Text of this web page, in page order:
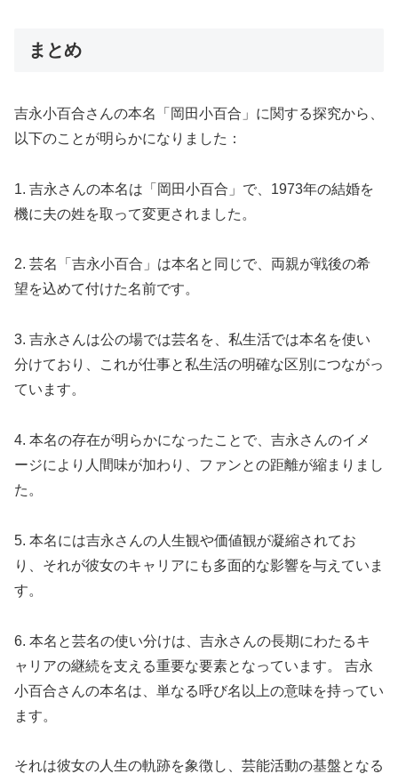
まとめ
吉永小百合さんの本名「岡田小百合」に関する探究から、
以下のことが明らかになりました：
1. 吉永さんの本名は「岡田小百合」で、1973年の結婚を
機に夫の姓を取って変更されました。
2. 芸名「吉永小百合」は本名と同じで、両親が戦後の希
望を込めて付けた名前です。
3. 吉永さんは公の場では芸名を、私生活では本名を使い
分けており、これが仕事と私生活の明確な区別につながっ
ています。
4. 本名の存在が明らかになったことで、吉永さんのイメ
ージにより人間味が加わり、ファンとの距離が縮まりまし
た。
5. 本名には吉永さんの人生観や価値観が凝縮されてお
り、それが彼女のキャリアにも多面的な影響を与えていま
す。
6. 本名と芸名の使い分けは、吉永さんの長期にわたるキ
ャリアの継続を支える重要な要素となっています。 吉永
小百合さんの本名は、単なる呼び名以上の意味を持ってい
ます。
それは彼女の人生の軌跡を象徴し、芸能活動の基盤となる